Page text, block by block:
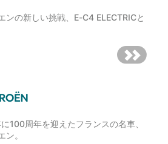
ンの新しい挑戦、E-C4 ELECTRICと
100周年を迎えたフランスの名車、
ン。